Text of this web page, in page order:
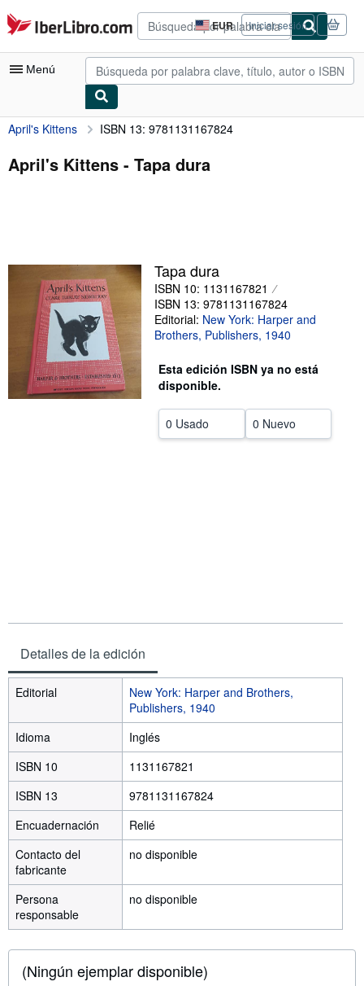
Pasar al contenido principal
IberLibro.com EUR
Preferencias
de
compra
del
Iniciar sesión
Menú
Mi cuenta
Consultar mis pedidos
Arte y coleccionismo
Vendedores
Comenzar a vender
Ayuda
CERRAR
April's Kittens ISBN 13: 9781131167824
April's Kittens - Tapa dura
Tapa dura
ISBN 10: 1131167821
ISBN 13: 9781131167824
Editorial: New York: Harper and
Brothers, Publishers, 1940
Esta edición ISBN ya no está
disponible.
0 Usado 0 Nuevo
Detalles de la edición
Editorial
New York: Harper and Brothers,
Publishers, 1940
Idioma
Inglés
ISBN 10
1131167821
ISBN 13
9781131167824
Encuadernación
Relié
Contacto del
fabricante
no disponible
Persona
responsable
no disponible
(Ningún ejemplar disponible)